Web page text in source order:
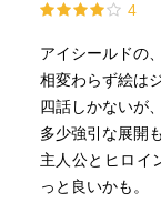
4
アイシールドの
相変わらず絵は
四話しかないが
多少強引な展開
主人公とヒロイ
っと良いかも。